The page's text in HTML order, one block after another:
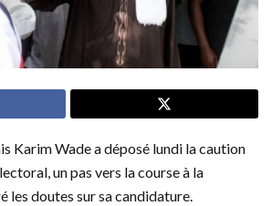
Karim Wade a déposé lundi la caution
un pas vers la course à la
les doutes sur sa candidature.